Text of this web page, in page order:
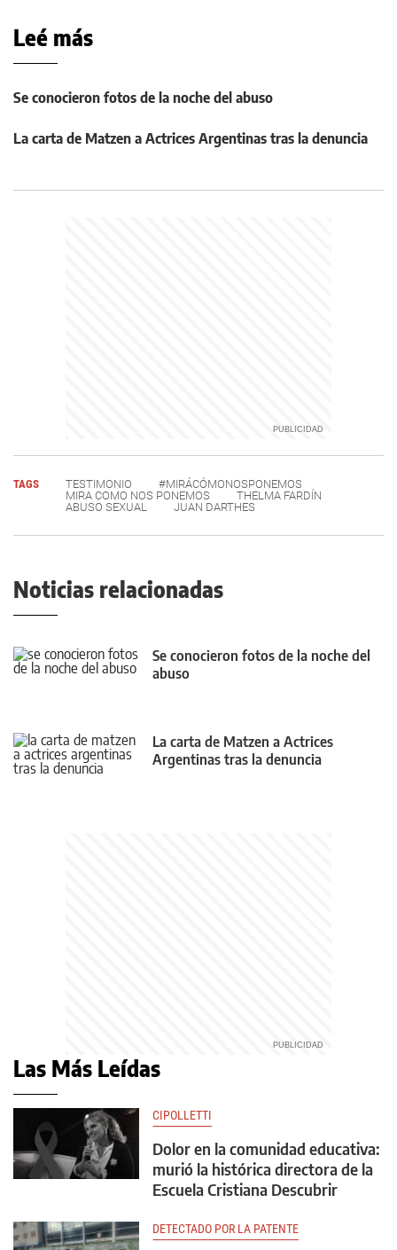
Leé más
Se conocieron fotos de la noche del abuso
La carta de Matzen a Actrices Argentinas tras la denuncia
TAGS TESTIMONIO
#MIRÁCÓMONOSPONEMOS
MIRA COMO NOS PONEMOS
THELMA FARDÍN
ABUSO SEXUAL
JUAN DARTHES
Noticias relacionadas
Se conocieron fotos de la noche del
abuso
La carta de Matzen a Actrices
Argentinas tras la denuncia
Las Más Leídas
CIPOLLETTI
Dolor en la comunidad educativa:
murió la histórica directora de la
Escuela Cristiana Descubrir
DETECTADO POR LA PATENTE